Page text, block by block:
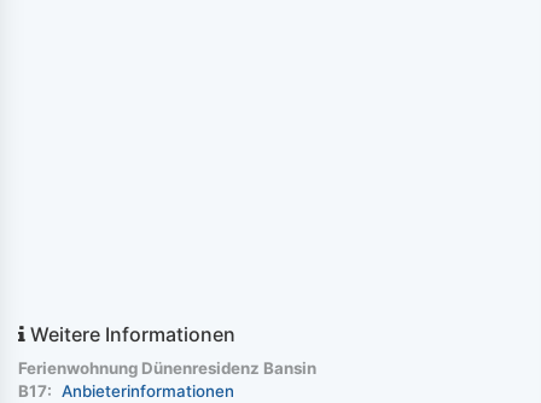
Weitere Informationen
Ferienwohnung Dünenresidenz Bansin
B17: Anbieterinformationen